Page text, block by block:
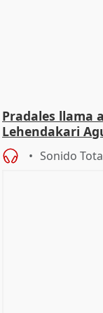
Pradales llama
Lehendakari
Sonido